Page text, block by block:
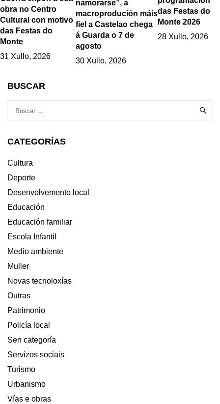
obra no Centro
Cultural con motivo
das Festas do
Monte
31 Xullo, 2026
namorarse”, a
macroprodución máis
fiel a Castelao chega
á Guarda o 7 de
agosto
30 Xullo, 2026
das Festas do
Monte 2026
28 Xullo, 2026
BUSCAR
CATEGORÍAS
Cultura
Deporte
Desenvolvemento local
Educación
Educación familiar
Escola Infantil
Medio ambiente
Muller
Novas tecnoloxías
Outras
Patrimonio
Policía local
Sen categoría
Servizos sociais
Turismo
Urbanismo
Vías e obras